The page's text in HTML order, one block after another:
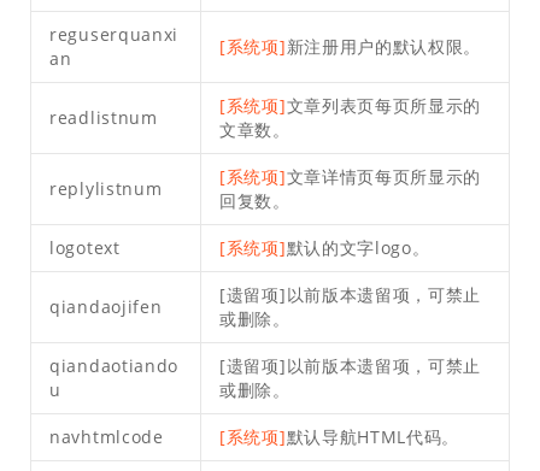
reguserquanxi
an
[系统项]新注册用户的默认权限。
readlistnum
[系统项]文章列表页每页所显示的
文章数。
replylistnum
[系统项]文章详情页每页所显示的
回复数。
logotext [系统项]默认的文字logo。
qiandaojifen
[遗留项]以前版本遗留项，可禁止
或删除。
qiandaotiando
u
[遗留项]以前版本遗留项，可禁止
或删除。
navhtmlcode [系统项]默认导航HTML代码。